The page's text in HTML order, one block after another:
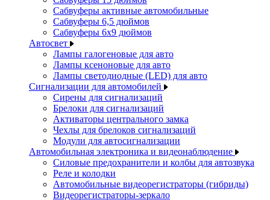
Сабвуферы активные автомобильные
Сабвуферы 6,5 дюймов
Сабвуферы 6x9 дюймов
Автосвет
Лампы галогеновые для авто
Лампы ксеноновые для авто
Лампы светодиодные (LED) для авто
Сигнализации для автомобилей
Сирены для сигнализаций
Брелоки для сигнализаций
Активаторы центрального замка
Чехлы для брелоков сигнализаций
Модули для автосигнализации
Автомобильная электроника и видеонаблюдение
Силовые предохранители и колбы для автозвука
Реле и колодки
Автомобильные видеорегистраторы (гибриды)
Видеорегистраторы-зеркало